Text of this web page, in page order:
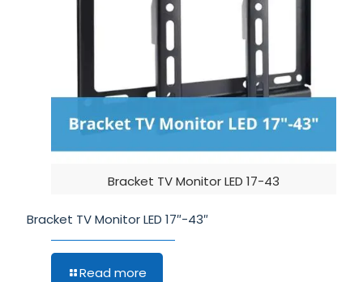
Bracket TV Monitor LED 17-43
Bracket TV Monitor LED 17″-43″
Read more